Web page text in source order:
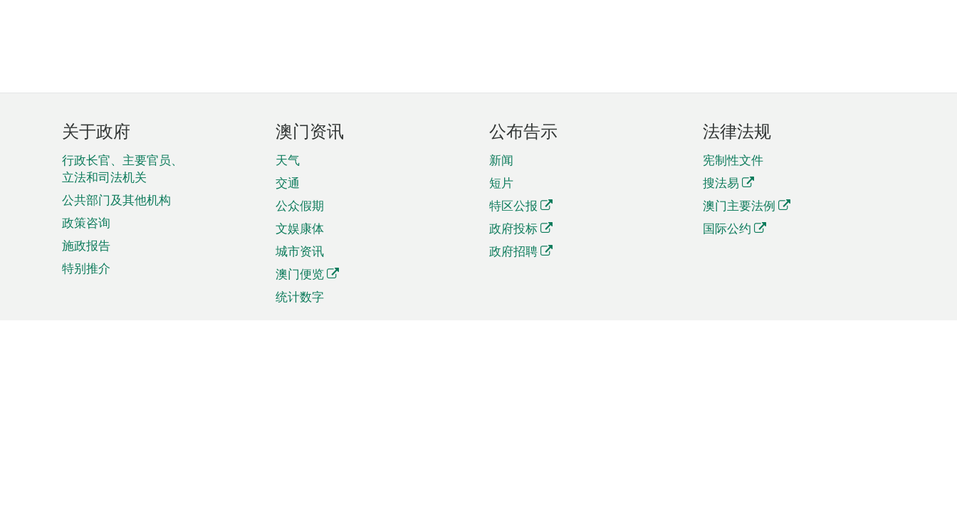
页
脚
菜
单
关于政府
行政长官、主要官员、
立法和司法机关
公共部门及其他机构
政策咨询
施政报告
特别推介
澳门资讯
天气
交通
公众假期
文娱康体
城市资讯
澳门便览
统计数字
公布告示
新闻
短片
特区公报
政府投标
政府招聘
法律法规
宪制性文件
搜法易
澳门主要法例
国际公约